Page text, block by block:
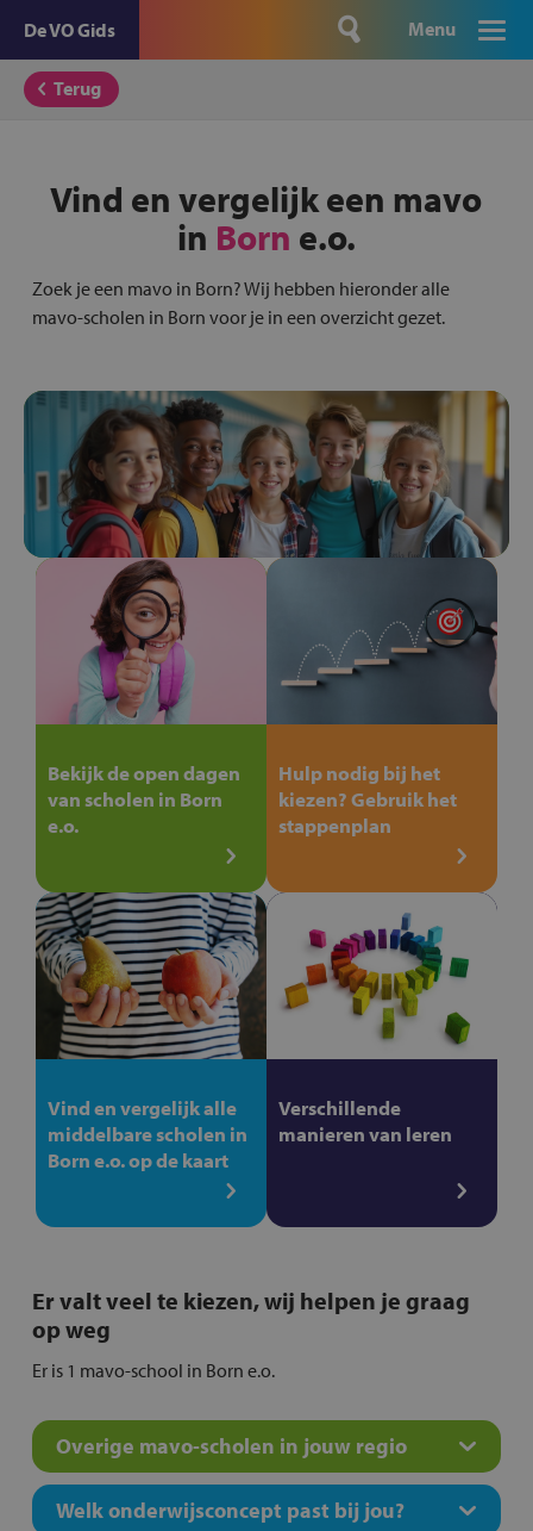
De VO Gids Menu
Terug
Vind en vergelijk een mavo
in Born e.o.
Zoek je een mavo in Born? Wij hebben hieronder alle
mavo-scholen in Born voor je in een overzicht gezet.
Bekijk de open dagen
van scholen in Born
e.o.
Hulp nodig bij het
kiezen? Gebruik het
stappenplan
Vind en vergelijk alle
middelbare scholen in
Born e.o. op de kaart
Verschillende
manieren van leren
Er valt veel te kiezen, wij helpen je graag
op weg
Er is 1 mavo-school in Born e.o.
Overige mavo-scholen in jouw regio
Welk onderwijsconcept past bij jou?